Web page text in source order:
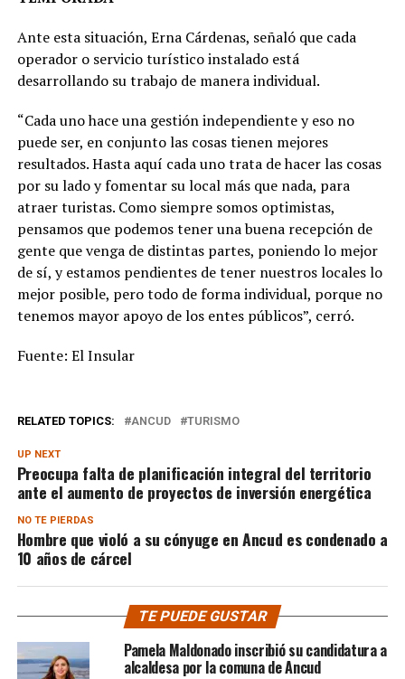
Ante esta situación, Erna Cárdenas, señaló que cada
operador o servicio turístico instalado está
desarrollando su trabajo de manera individual.
“Cada uno hace una gestión independiente y eso no
puede ser, en conjunto las cosas tienen mejores
resultados. Hasta aquí cada uno trata de hacer las cosas
por su lado y fomentar su local más que nada, para
atraer turistas. Como siempre somos optimistas,
pensamos que podemos tener una buena recepción de
gente que venga de distintas partes, poniendo lo mejor
de sí, y estamos pendientes de tener nuestros locales lo
mejor posible, pero todo de forma individual, porque no
tenemos mayor apoyo de los entes públicos”, cerró.
Fuente: El Insular
RELATED TOPICS: ANCUD TURISMO
UP NEXT
Preocupa falta de planificación integral del territorio
ante el aumento de proyectos de inversión energética
NO TE PIERDAS
Hombre que violó a su cónyuge en Ancud es condenado a
10 años de cárcel
TE PUEDE GUSTAR
Pamela Maldonado inscribió su candidatura a
alcaldesa por la comuna de Ancud